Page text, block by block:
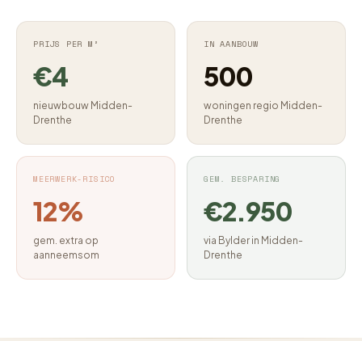
PRIJS PER M²
€4
nieuwbouw Midden-
Drenthe
IN AANBOUW
500
woningen regio Midden-
Drenthe
MEERWERK-RISICO
12%
gem. extra op
aanneemsom
GEM. BESPARING
€2.950
via Bylder in Midden-
Drenthe